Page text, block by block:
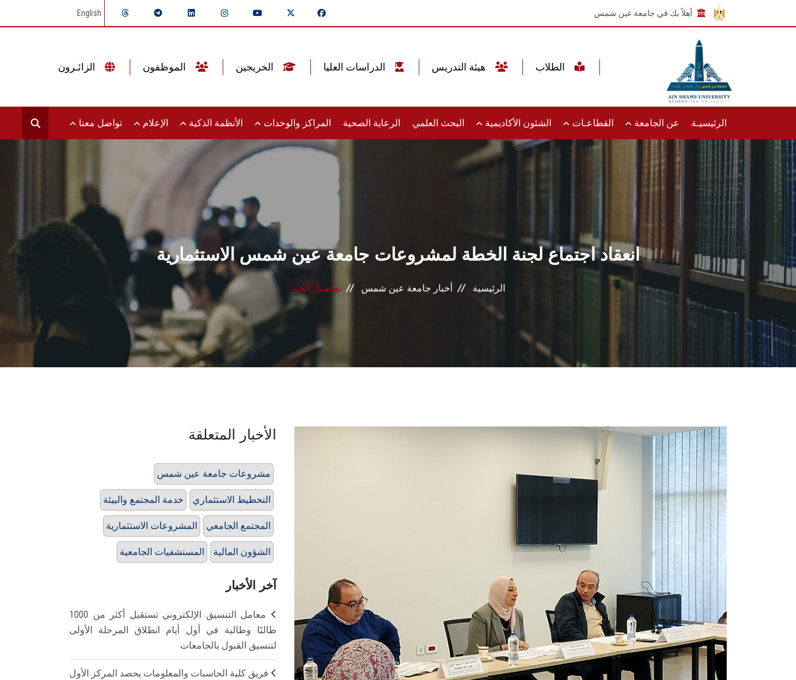
أهلاً بك في جامعة عين شمس English
الرئيسيـة عن الجامعة القطاعـات الشئون الأكاديمية البحث العلمي الرعاية الصحية المراكز والوحدات الأنظمة الذكية الإعلام تواصل معنا
انعقاد اجتماع لجنة الخطة لمشروعات جامعة عين شمس الاستثمارية
الرئيسية أخبار جامعة عين شمس تفاصيل الخبر
الأخبار المتعلقة
مشروعات جامعة عين شمس
خدمة المجتمع والبيئة التخطيط الاستثماري
المشروعات الاستثمارية المجتمع الجامعي
المستشفيات الجامعية الشؤون المالية
آخر الأخبار
معامل التنسيق الإلكتروني تستقبل أكثر من 1000
طالبًا وطالبة في أول أيام انطلاق المرحلة الأولى
لتنسيق القبول بالجامعات
فريق كلية الحاسبات والمعلومات يحصد المركز الأول